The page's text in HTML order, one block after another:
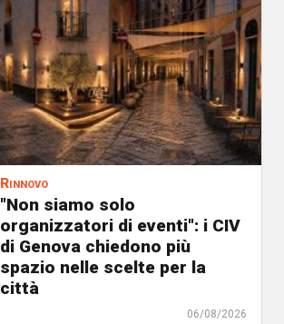
Rinnovo
"Non siamo solo
organizzatori di eventi": i CIV
di Genova chiedono più
spazio nelle scelte per la
città
06/08/2026